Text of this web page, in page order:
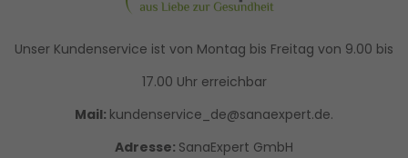
Unser Kundenservice ist von Montag bis Freitag von 9.00 bis
17.00 Uhr erreichbar
Mail: kundenservice_de@sanaexpert.de.
Adresse: SanaExpert GmbH